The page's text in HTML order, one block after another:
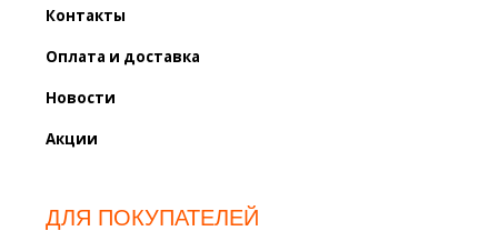
Контакты
Оплата и доставка
Новости
Акции
ДЛЯ ПОКУПАТЕЛЕЙ